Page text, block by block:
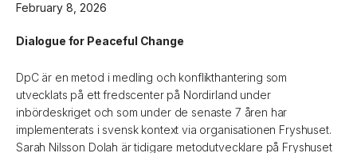
February 8, 2026
Dialogue for Peaceful Change
DpC är en metod i medling och konflikthantering som
utvecklats på ett fredscenter på Nordirland under
inbördeskriget och som under de senaste 7 åren har
implementerats i svensk kontext via organisationen Fryshuset.
Sarah Nilsson Dolah är tidigare metodutvecklare på Fryshuset